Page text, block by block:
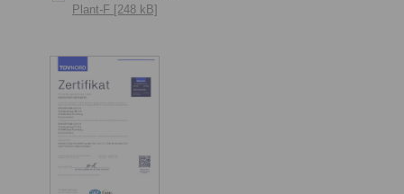
Plant-F [248 kB]